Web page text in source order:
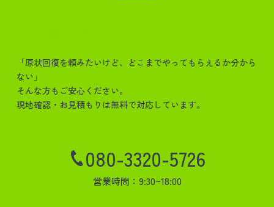
080-3320-5726
営業時間：9:30~18:00
「原状回復を頼みたいけど、どこまでやってもらえるか分から
ない」
そんな方もご安心ください。
現地確認・お見積もりは無料で対応しています。